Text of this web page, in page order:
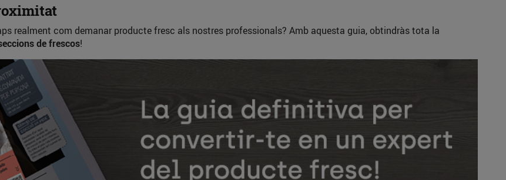
realment com demanar producte fresc als nostres professionals? Amb aquesta guia, obtindràs tota la
de frescos!